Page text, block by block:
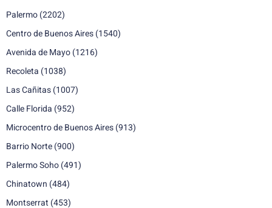
Palermo (2202)
Centro de Buenos Aires (1540)
Avenida de Mayo (1216)
Recoleta (1038)
Las Cañitas (1007)
Calle Florida (952)
Microcentro de Buenos Aires (913)
Barrio Norte (900)
Palermo Soho (491)
Chinatown (484)
Montserrat (453)